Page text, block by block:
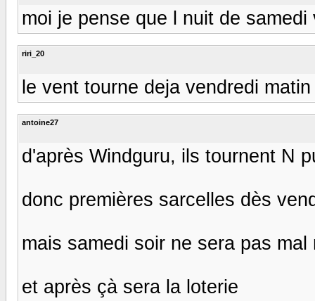
moi je pense que l nuit de
riri_20
le vent tourne deja vendredi
antoine27
d'après Windguru, ils tournent N
donc premières sarcelles dès
mais samedi soir ne sera pas mal
et après çà sera la loterie